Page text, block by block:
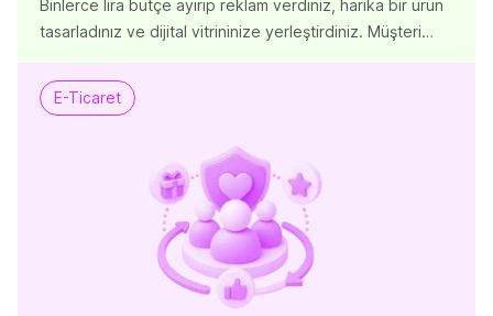
Binlerce lira bütçe ayırıp reklam verdiniz, harika bir ürün
tasarladınız ve dijital vitrininize yerleştirdiniz. Müşteri
butonuna bastı. Peki her şey bitti mi? Hayır. E-ticarette
satışı yapmak sadece bir adımdır. O ürünü sağlam bir
hasarsız bir şekilde müşterinin kapısına
ulaştıramıyorsanız; harcadığınız […]
E-Ticaret